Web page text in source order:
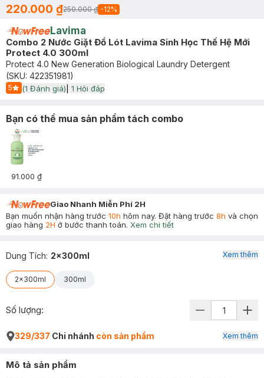
220.000 ₫250.000 ₫ -12%
Lavima
Combo 2 Nước Giặt Đồ Lót Lavima Sinh Học Thế Hệ Mới
Protect 4.0 300ml
Protect 4.0 New Generation Biological Laundry Detergent
(SKU: 422351981)
5
Start Icon
(1 Đánh giá) 1 Hỏi đáp
Bạn có thể mua sản phẩm tách combo
91.000 ₫
Giao Nhanh Miễn Phí 2H
Bạn muốn nhận hàng trước 10h hôm nay. Đặt hàng trước 8h và chọn
giao hàng 2H ở bước thanh toán. Xem chi tiết
Dung Tích: 2x300ml
2x300ml 300ml
Xem thêm
Số lượng:
329/337 Chi nhánh còn sản phẩm Xem thêm
Mô tả sản phẩm